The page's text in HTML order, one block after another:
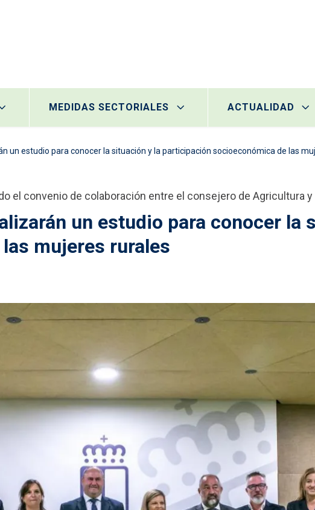
MEDIDAS SECTORIALES ACTUALIDAD
un estudio para conocer la situación y la participación socioeconómica de las
el convenio de colaboración entre el consejero de Agricultura
un estudio para conocer la
mujeres rurales